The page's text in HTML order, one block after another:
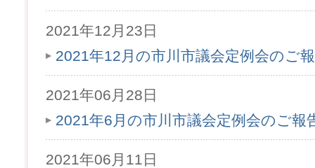
2021年12月23日
2021年12月の市川市議会定例会のご
2021年06月28日
2021年6月の市川市議会定例会のご報
2021年06月11日